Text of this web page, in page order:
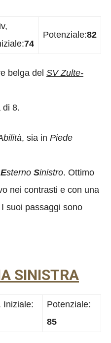
74
Potenziale:82
belga del SV Zulte-
di 8.
, sia in Piede
Esterno Sinistro. Ottimo
nei contrasti e con una
suoi passaggi sono
SINISTRA
Iniziale:
Potenziale:
85